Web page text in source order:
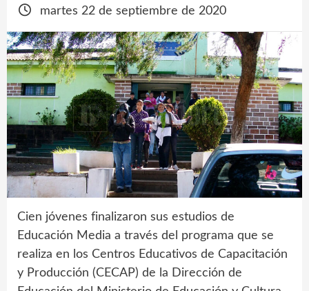
martes 22 de septiembre de 2020
Cien jóvenes finalizaron sus estudios de
Educación Media a través del programa que se
realiza en los Centros Educativos de Capacitación
y Producción (CECAP) de la Dirección de